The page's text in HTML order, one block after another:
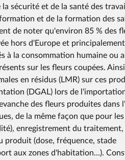
sécurité et de la santé des
et de la formation des
de noter qu'environ 85 % des
hors d'Europe et principalement
à la consommation humaine ou
sur les fleurs coupées.
en résidus (LMR) sur ces
(DGAL) lors de
des fleurs produites dans
de la même façon que pour les
enregistrement du traitement,
produit (dose, fréquence, stade
aux zones d'habitation…).